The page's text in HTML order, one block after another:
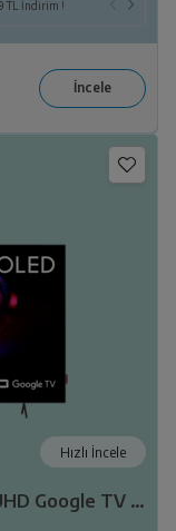
TL İndirim !
Hızlı İncele
Crystal 12 AI OLED 120 Hz 55" 4K UHD Google TV - B 1255 C AI